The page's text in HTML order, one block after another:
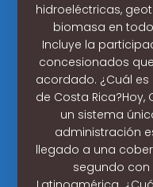
hidroeléctricas,
biomasa en
Incluye la
concesionados
acordado. ¿Cuál
de Costa
un sistema
administración
llegado a una
segundo